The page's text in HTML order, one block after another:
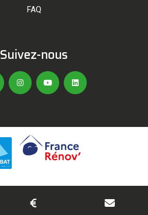
FAQ
Suivez-nous